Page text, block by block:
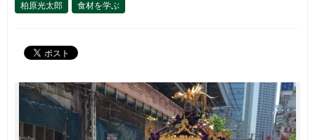
柏原光太郎
食材を学ぶ